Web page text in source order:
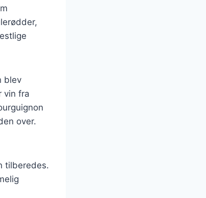
blev
vin fra
over.
tilberedes.